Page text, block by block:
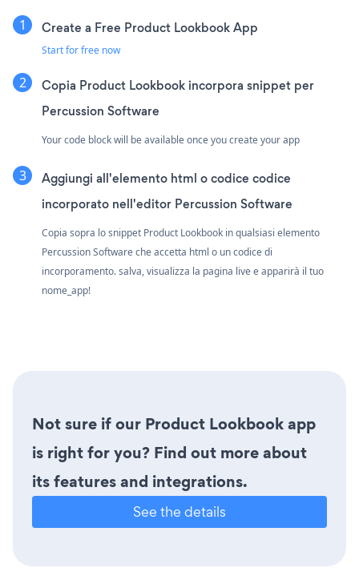
Create a Free Product Lookbook App
Start for free now
Copia Product Lookbook incorpora snippet per
Percussion Software
Your code block will be available once you create your app
Aggiungi all'elemento html o codice codice
incorporato nell'editor Percussion Software
Copia sopra lo snippet Product Lookbook in qualsiasi elemento
Percussion Software che accetta html o un codice di
incorporamento. salva, visualizza la pagina live e apparirà il tuo
nome_app!
Not sure if our Product Lookbook app
is right for you? Find out more about
its features and integrations.
See the details